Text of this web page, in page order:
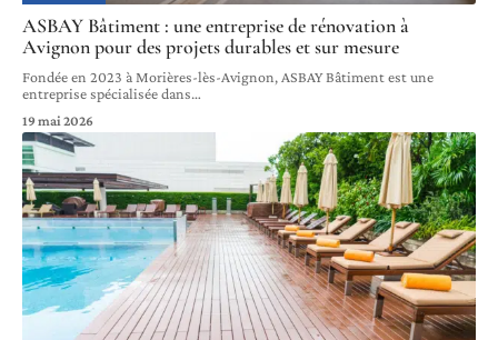
ASBAY Bâtiment : une entreprise de rénovation à
Avignon pour des projets durables et sur mesure
Fondée en 2023 à Morières-lès-Avignon, ASBAY Bâtiment est une
entreprise spécialisée dans…
19 mai 2026